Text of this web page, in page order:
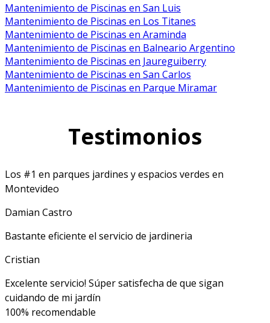
Mantenimiento de Piscinas en San Luis
Mantenimiento de Piscinas en Los Titanes
Mantenimiento de Piscinas en Araminda
Mantenimiento de Piscinas en Balneario Argentino
Mantenimiento de Piscinas en Jaureguiberry
Mantenimiento de Piscinas en San Carlos
Mantenimiento de Piscinas en Parque Miramar
Testimonios
Los #1 en parques jardines y espacios verdes en
Montevideo
Damian Castro
Bastante eficiente el servicio de jardineria
Cristian
Excelente servicio! Súper satisfecha de que sigan
cuidando de mi jardín
100% recomendable